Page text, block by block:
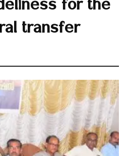
for the
transfer